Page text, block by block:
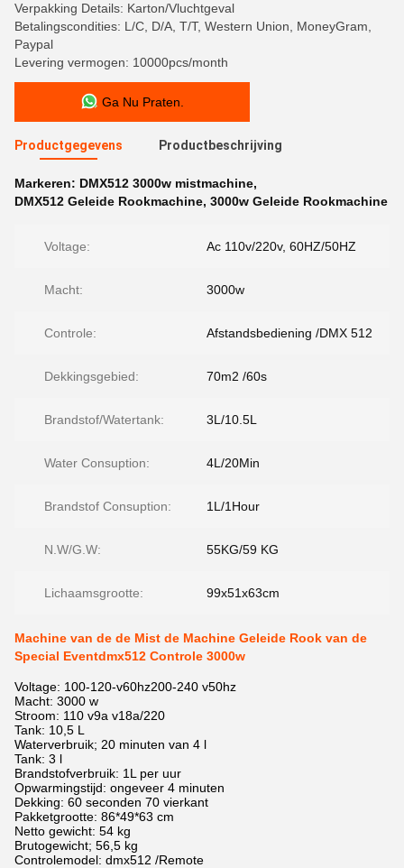
Verpakking Details: Karton/Vluchtgeval
Betalingscondities: L/C, D/A, T/T, Western Union, MoneyGram,
Paypal
Levering vermogen: 10000pcs/month
Ga Nu Praten.
Productgegevens Productbeschrijving
Markeren: DMX512 3000w mistmachine,
DMX512 Geleide Rookmachine, 3000w Geleide Rookmachine
Voltage: Ac 110v/220v, 60HZ/50HZ
Macht: 3000w
Controle: Afstandsbediening /DMX 512
Dekkingsgebied: 70m2 /60s
Brandstof/Watertank: 3L/10.5L
Water Consuption: 4L/20Min
Brandstof Consuption: 1L/1Hour
N.W/G.W: 55KG/59 KG
Lichaamsgrootte: 99x51x63cm
Machine van de de Mist de Machine Geleide Rook van de
Special Eventdmx512 Controle 3000w
Voltage: 100-120-v60hz200-240 v50hz
Macht: 3000 w
Stroom: 110 v9a v18a/220
Tank: 10,5 L
Waterverbruik; 20 minuten van 4 l
Tank: 3 l
Brandstofverbruik: 1L per uur
Opwarmingstijd: ongeveer 4 minuten
Dekking: 60 seconden 70 vierkant
Pakketgrootte: 86*49*63 cm
Netto gewicht: 54 kg
Brutogewicht; 56,5 kg
Controlemodel: dmx512 /Remote